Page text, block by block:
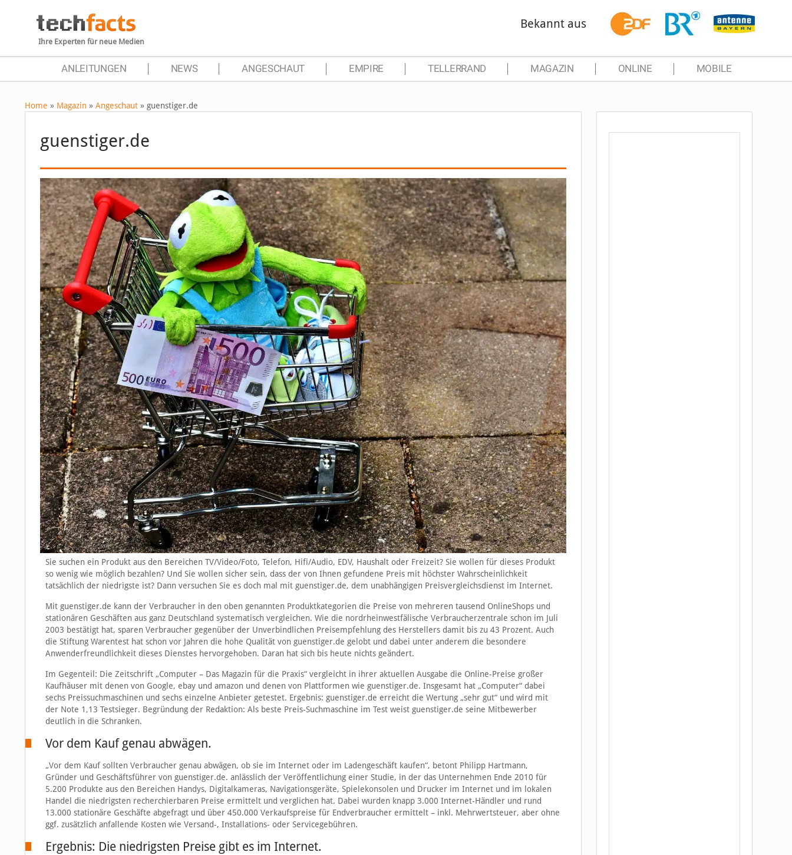
Ihre Experten für neue Medien
Bekannt aus
ANLEITUNGEN NEWS ANGESCHAUT EMPIRE TELLERRAND MAGAZIN ONLINE MOBILE
Home » Magazin » Angeschaut » guenstiger.de
guenstiger.de
Sie suchen ein Produkt aus den Bereichen TV/Video/Foto, Telefon, Hifi/Audio, EDV, Haushalt oder Freizeit? Sie wollen für dieses Produkt
so wenig wie möglich bezahlen? Und Sie wollen sicher sein, dass der von Ihnen gefundene Preis mit höchster Wahrscheinlichkeit
tatsächlich der niedrigste ist? Dann versuchen Sie es doch mal mit guenstiger.de, dem unabhängigen Preisvergleichsdienst im Internet.
Mit guenstiger.de kann der Verbraucher in den oben genannten Produktkategorien die Preise von mehreren tausend OnlineShops und
stationären Geschäften aus ganz Deutschland systematisch vergleichen. Wie die nordrheinwestfälische Verbraucherzentrale schon im Juli
2003 bestätigt hat, sparen Verbraucher gegenüber der Unverbindlichen Preisempfehlung des Herstellers damit bis zu 43 Prozent. Auch
die Stiftung Warentest hat schon vor Jahren die hohe Qualität von guenstiger.de gelobt und dabei unter anderem die besondere
Anwenderfreundlichkeit dieses Dienstes hervorgehoben. Daran hat sich bis heute nichts geändert.
Im Gegenteil: Die Zeitschrift „Computer – Das Magazin für die Praxis“ vergleicht in ihrer aktuellen Ausgabe die Online-Preise großer
Kaufhäuser mit denen von Google, ebay und amazon und denen von Plattformen wie guenstiger.de. Insgesamt hat „Computer“ dabei
sechs Preissuchmaschinen und sechs einzelne Anbieter getestet. Ergebnis: guenstiger.de erreicht die Wertung „sehr gut“ und wird mit
der Note 1,13 Testsieger. Begründung der Redaktion: Als beste Preis-Suchmaschine im Test weist guenstiger.de seine Mitbewerber
deutlich in die Schranken.
Vor dem Kauf genau abwägen.
„Vor dem Kauf sollten Verbraucher genau abwägen, ob sie im Internet oder im Ladengeschäft kaufen“, betont Philipp Hartmann,
Gründer und Geschäftsführer von guenstiger.de. anlässlich der Veröffentlichung einer Studie, in der das Unternehmen Ende 2010 für
5.200 Produkte aus den Bereichen Handys, Digitalkameras, Navigationsgeräte, Spielekonsolen und Drucker im Internet und im lokalen
Handel die niedrigsten recherchierbaren Preise ermittelt und verglichen hat. Dabei wurden knapp 3.000 Internet-Händler und rund
13.000 stationäre Geschäfte abgefragt und über 450.000 Verkaufspreise für Endverbraucher ermittelt – inkl. Mehrwertsteuer, aber ohne
ggf. zusätzlich anfallende Kosten wie Versand-, Installations- oder Servicegebühren.
Ergebnis: Die niedrigsten Preise gibt es im Internet.